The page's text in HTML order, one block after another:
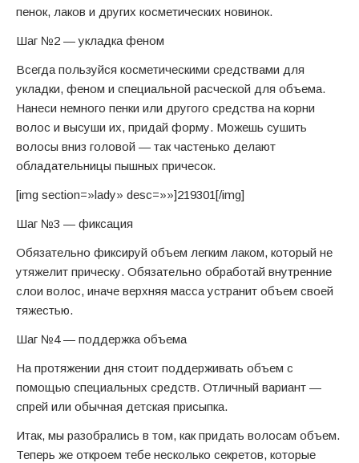
пенок, лаков и других косметических новинок.
Шаг №2 — укладка феном
Всегда пользуйся косметическими средствами для
укладки, феном и специальной расческой для объема.
Нанеси немного пенки или другого средства на корни
волос и высуши их, придай форму. Можешь сушить
волосы вниз головой — так частенько делают
обладательницы пышных причесок.
[img section=»lady» desc=»»]219301[/img]
Шаг №3 — фиксация
Обязательно фиксируй объем легким лаком, который не
утяжелит прическу. Обязательно обработай внутренние
слои волос, иначе верхняя масса устранит объем своей
тяжестью.
Шаг №4 — поддержка объема
На протяжении дня стоит поддерживать объем с
помощью специальных средств. Отличный вариант —
спрей или обычная детская присыпка.
Итак, мы разобрались в том, как придать волосам объем.
Теперь же откроем тебе несколько секретов, которые